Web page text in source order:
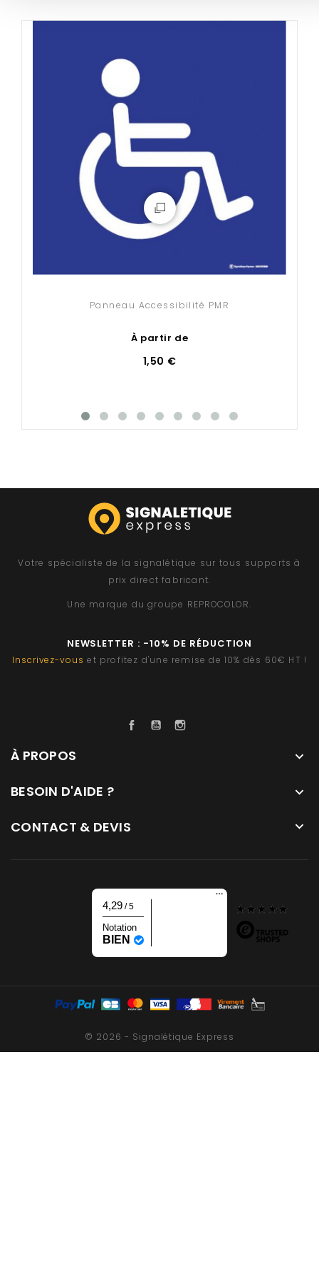
Panneau Accessibilité PMR
À partir de
1,50 €
Votre spécialiste de la signalétique sur tous supports à
prix direct fabricant.
Une marque du groupe REPROCOLOR.
NEWSLETTER : -10% DE RÉDUCTION
Inscrivez-vous et profitez d'une remise de 10% dès 60€ HT !
FacebookYouTube
À PROPOS 
BESOIN D'AIDE ? 
CONTACT & DEVIS 
4,29 / 5
Notation
BIEN
© 2026 - Signalétique Express